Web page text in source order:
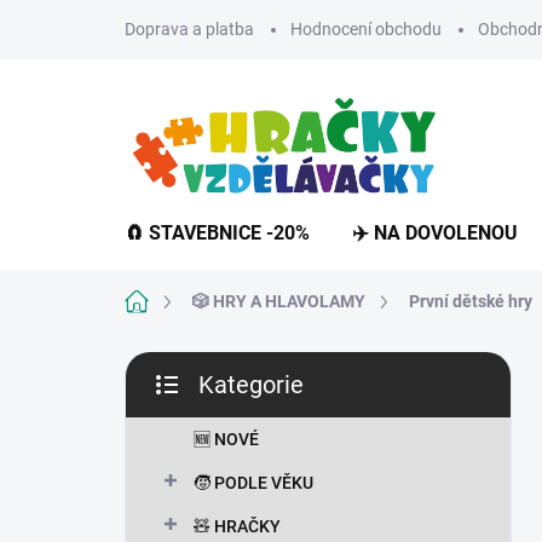
Doprava a platba Hodnocení obchodu
🧲 STAVEBNICE -20% ✈️ NA DOVOLENOU
Domů 🎲 HRY A HLAVOLAMY První dětské hry
P
s
kategorie
Kategorie
🆕 NOVÉ
🧒 PODLE VĚKU
🧸 HRAČKY